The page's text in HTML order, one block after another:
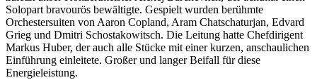
Solopart bravourös bewältigte. Gespielt wurden berühmte
Orchestersuiten von Aaron Copland, Aram Chatschaturjan, Edvard
Grieg und Dmitri Schostakowitsch. Die Leitung hatte Chefdirigent
Markus Huber, der auch alle Stücke mit einer kurzen, anschaulichen
Einführung einleitete. Großer und langer Beifall für diese
Energieleistung.